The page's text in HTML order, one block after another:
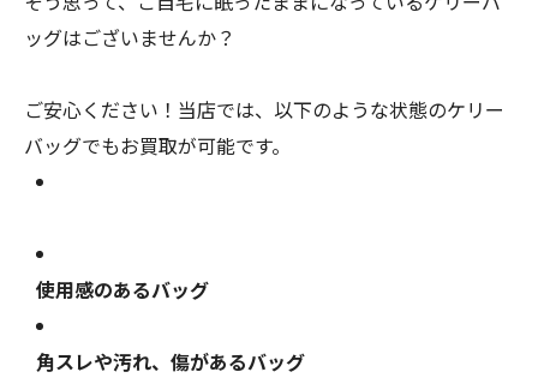
ッグはございませんか？
ご安心ください！当店では、以下のような状態のケリー
バッグでもお買取が可能です。
使用感のあるバッグ
角スレや汚れ、傷があるバッグ